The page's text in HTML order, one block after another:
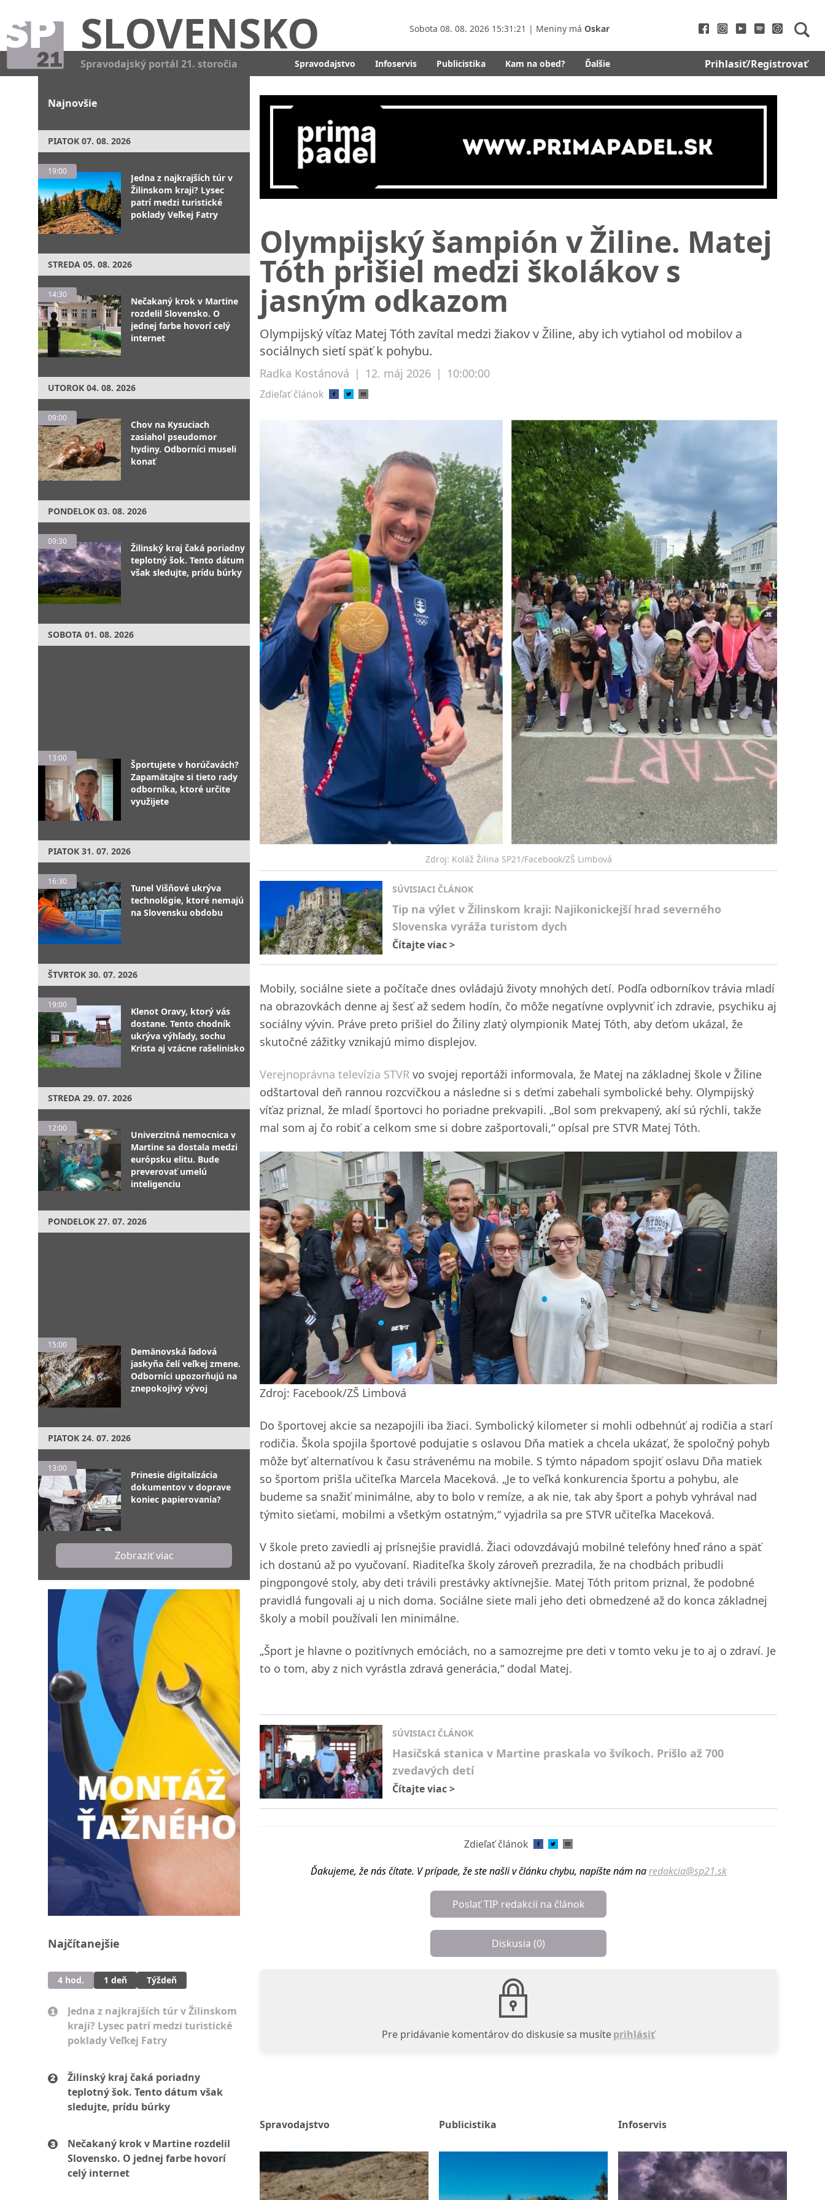
SLOVENSKO Sobota 08. 08. 2026 15:31:22 | Meniny má Oskar
Spravodajský portál 21. storočia Spravodajstvo Infoservis Publicistika Kam na obed? Ďalšie Prihlasiť/Registrovať
Najnovšie
PIATOK 07. 08. 2026
19:00
Jedna z najkrajších túr v
Žilinskom kraji? Lysec
patrí medzi turistické
poklady Veľkej Fatry
STREDA 05. 08. 2026
14:30
Nečakaný krok v Martine
rozdelil Slovensko. O
jednej farbe hovorí celý
internet
UTOROK 04. 08. 2026
09:00
Chov na Kysuciach
zasiahol pseudomor
hydiny. Odborníci museli
konať
PONDELOK 03. 08. 2026
09:30
Žilinský kraj čaká poriadny
teplotný šok. Tento dátum
však sledujte, prídu búrky
SOBOTA 01. 08. 2026
13:00
Športujete v horúčavách?
Zapamätajte si tieto rady
odborníka, ktoré určite
využijete
PIATOK 31. 07. 2026
16:30
Tunel Višňové ukrýva
technológie, ktoré nemajú
na Slovensku obdobu
ŠTVRTOK 30. 07. 2026
19:00
Klenot Oravy, ktorý vás
dostane. Tento chodník
ukrýva výhľady, sochu
Krista aj vzácne rašelinisko
STREDA 29. 07. 2026
12:00
Univerzitná nemocnica v
Martine sa dostala medzi
európsku elitu. Bude
preverovať umelú
inteligenciu
PONDELOK 27. 07. 2026
15:00
Demänovská ľadová
jaskyňa čelí veľkej zmene.
Odborníci upozorňujú na
znepokojivý vývoj
PIATOK 24. 07. 2026
13:00
Prinesie digitalizácia
dokumentov v doprave
koniec papierovania?
Zobraziť viac
Najčítanejšie
4 hod. 1 deň Týždeň
Jedna z najkrajších túr v Žilinskom
kraji? Lysec patrí medzi turistické
poklady Veľkej Fatry
Žilinský kraj čaká poriadny
teplotný šok. Tento dátum však
sledujte, prídu búrky
Nečakaný krok v Martine rozdelil
Slovensko. O jednej farbe hovorí
celý internet
Olympijský šampión v Žiline. Matej
Tóth prišiel medzi školákov s
jasným odkazom
Olympijský víťaz Matej Tóth zavítal medzi žiakov v Žiline, aby ich vytiahol od mobilov a
sociálnych sietí späť k pohybu.
Radka Kostánová | 12. máj 2026 | 10:00:00
Zdieľať článok
Zdroj: Koláž Žilina SP21/Facebook/ZŠ Limbová
SÚVISIACI ČLÁNOK
Tip na výlet v Žilinskom kraji: Najikonickejší hrad severného
Slovenska vyráža turistom dych
Čítajte viac>
Mobily, sociálne siete a počítače dnes ovládajú životy mnohých detí. Podľa odborníkov trávia mladí
na obrazovkách denne aj šesť až sedem hodín, čo môže negatívne ovplyvniť ich zdravie, psychiku aj
sociálny vývin. Práve preto prišiel do Žiliny zlatý olympionik Matej Tóth, aby deťom ukázal, že
skutočné zážitky vznikajú mimo displejov.
Verejnoprávna televízia STVR vo svojej reportáži informovala, že Matej na základnej škole v Žiline
odštartoval deň rannou rozcvičkou a následne si s deťmi zabehali symbolické behy. Olympijský
víťaz priznal, že mladí športovci ho poriadne prekvapili. „Bol som prekvapený, akí sú rýchli, takže
mal som aj čo robiť a celkom sme si dobre zašportovali,“ opísal pre STVR Matej Tóth.
Zdroj: Facebook/ZŠ Limbová
Do športovej akcie sa nezapojili iba žiaci. Symbolický kilometer si mohli odbehnúť aj rodičia a starí
rodičia. Škola spojila športové podujatie s oslavou Dňa matiek a chcela ukázať, že spoločný pohyb
môže byť alternatívou k času strávenému na mobile. S týmto nápadom spojiť oslavu Dňa matiek
so športom prišla učiteľka Marcela Maceková. „Je to veľká konkurencia športu a pohybu, ale
budeme sa snažiť minimálne, aby to bolo v remíze, a ak nie, tak aby šport a pohyb vyhrával nad
týmito sieťami, mobilmi a všetkým ostatným,“ vyjadrila sa pre STVR učiteľka Maceková.
V škole preto zaviedli aj prísnejšie pravidlá. Žiaci odovzdávajú mobilné telefóny hneď ráno a späť
ich dostanú až po vyučovaní. Riaditeľka školy zároveň prezradila, že na chodbách pribudli
pingpongové stoly, aby deti trávili prestávky aktívnejšie. Matej Tóth pritom priznal, že podobné
pravidlá fungovali aj u nich doma. Sociálne siete mali jeho deti obmedzené až do konca základnej
školy a mobil používali len minimálne.
„Šport je hlavne o pozitívnych emóciách, no a samozrejme pre deti v tomto veku je to aj o zdraví. Je
to o tom, aby z nich vyrástla zdravá generácia,“ dodal Matej.
SÚVISIACI ČLÁNOK
Hasičská stanica v Martine praskala vo švíkoch. Prišlo až 700
zvedavých detí
Čítajte viac>
Zdieľať článok
Ďakujeme, že nás čítate. V prípade, že ste našli v článku chybu, napíšte nám na redakcia@sp21.sk
Poslať TIP redakcii na článok
Diskusia (0)
Pre pridávanie komentárov do diskusie sa musíteprihlásiť
Spravodajstvo Publicistika Infoservis